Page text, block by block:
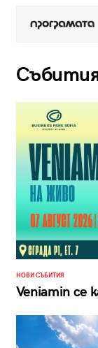
НОВИ СЪБИТИЯ
Veniamin се